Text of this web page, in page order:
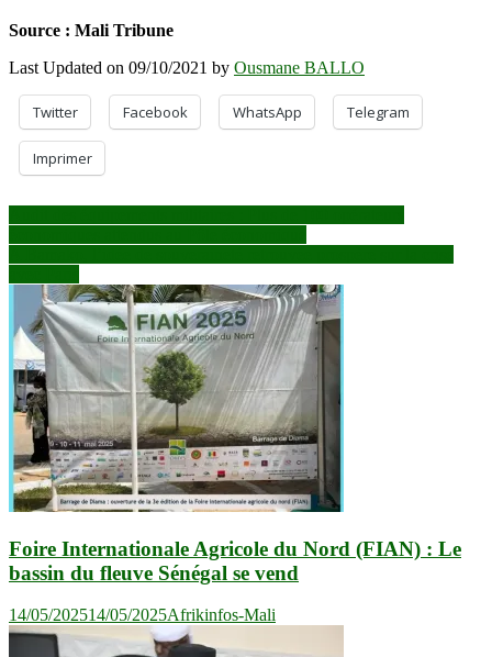
Source : Mali Tribune
Last Updated on 09/10/2021 by Ousmane BALLO
Twitter Facebook WhatsApp Telegram
Imprimer
Navigation
de
l’article
Foire Internationale Agricole du Nord (FIAN) : Le
bassin du fleuve Sénégal se vend
14/05/202514/05/2025Afrikinfos-Mali